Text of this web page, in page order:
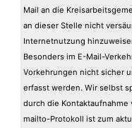
Mail an die
an dieser Stelle nicht
Internetnutzung
Besonders im E-Mail-
Vorkehrungen nicht sicher
erfasst werden. Wir selbst
durch die Kontaktaufnahme
mailto-Protokoll ist zum